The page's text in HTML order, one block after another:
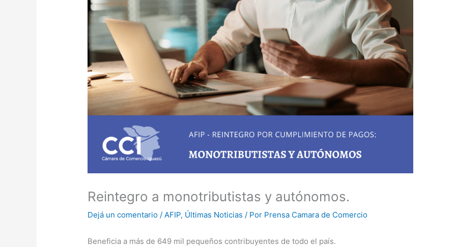
Reintegro a monotributistas y autónomos.
Dejá un comentario /AFIP, Últimas Noticias / Por Prensa Camara de Comercio
Beneficia a más de 649 mil pequeños contribuyentes de todo el país.